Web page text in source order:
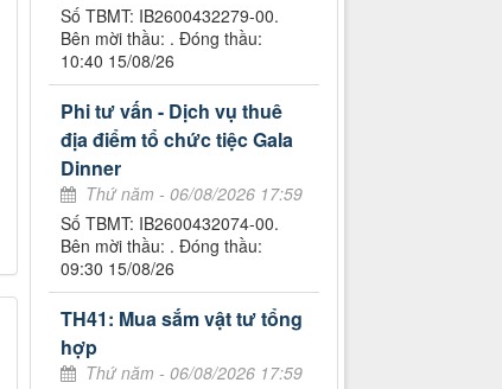
Số TBMT: IB2600432279-00.
Bên mời thầu: . Đóng thầu:
10:40 15/08/26
Phi tư vấn - Dịch vụ thuê
địa điểm tổ chức tiệc Gala
Dinner
Thứ năm - 06/08/2026 17:59
Số TBMT: IB2600432074-00.
Bên mời thầu: . Đóng thầu:
09:30 15/08/26
TH41: Mua sắm vật tư tổng
hợp
Thứ năm - 06/08/2026 17:59